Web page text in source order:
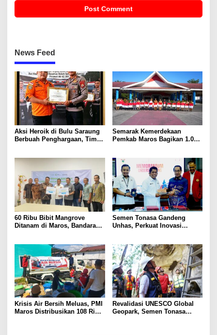
News Feed
Aksi Heroik di Bulu Saraung
Berbuah Penghargaan, Tim
Semarak Kemerdekaan
Pemkab Maros Bagikan 1.000
60 Ribu Bibit Mangrove
Ditanam di Maros, Bandara
Semen Tonasa Gandeng
Unhas, Perkuat Inovasi
Krisis Air Bersih Meluas, PMI
Maros Distribusikan 108 Ribu
Revalidasi UNESCO Global
Geopark, Semen Tonasa